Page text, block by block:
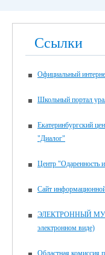
Ссылки
Официальный
Школьный портал
Екатеринбургский
"Диалог"
Центр "Одаренность
Сайт
ЭЛЕКТРОННЫЙ
электронном виде)
Областная комиссия